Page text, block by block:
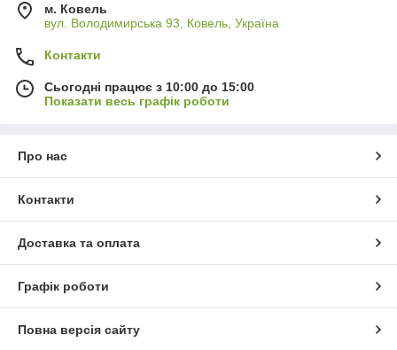
м. Ковель
вул. Володимирська 93, Ковель, Україна
Контакти
Сьогодні працює з 10:00 до 15:00
Показати весь графік роботи
Про нас
Контакти
Доставка та оплата
Графік роботи
Повна версія сайту